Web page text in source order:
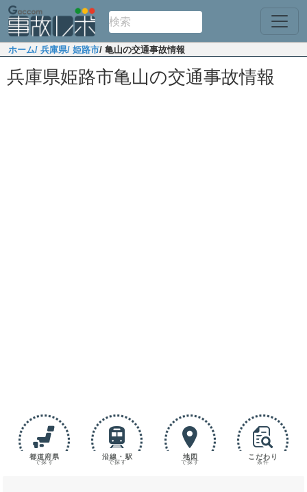
ホーム/ 兵庫県/ 姫路市/ 亀山の交通事故情報
兵庫県姫路市亀山の交通事故情報
都道府県
で探す
沿線・駅
で探す
地図
で探す
こだわり
条件